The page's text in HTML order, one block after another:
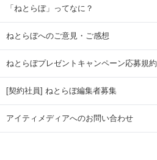
「ねとらぼ」ってなに？
ねとらぼへのご意見・ご感想
ねとらぼプレゼントキャンペーン応募規約
[契約社員] ねとらぼ編集者募集
アイティメディアへのお問い合わせ